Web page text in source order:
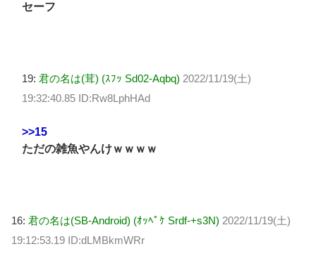
セーフ
19: 君の名は(茸) (ｽﾌｯ Sd02-Aqbq) 2022/11/19(土)
19:32:40.85 ID:Rw8LphHAd
>>15
ただの雑魚やんけｗｗｗｗ
16: 君の名は(SB-Android) (ｵｯﾍﾟｹ Srdf-+s3N) 2022/11/19(土)
19:12:53.19 ID:dLMBkmWRr